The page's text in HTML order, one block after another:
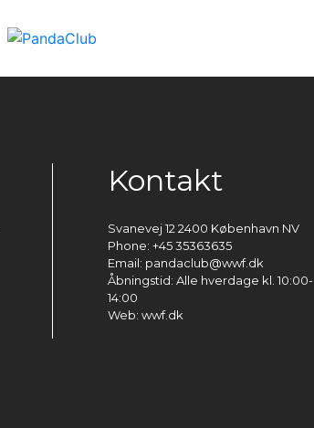
Kontakt
Svanevej 12 2400 København NV
Phone: +45 35363635
Email: pandaclub@wwf.dk
Åbningstid: Alle hverdage kl. 10:00-
14:00
Web: wwf.dk